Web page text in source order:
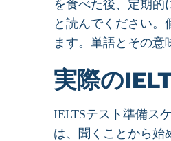
を食べた後、定期的
と読んでください。
ます。単語とその意
実際の
IELTSテスト準備ス
は、聞くことから始